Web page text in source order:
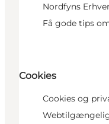
Nordfyns
Få gode tips
Cookies
Cookies og